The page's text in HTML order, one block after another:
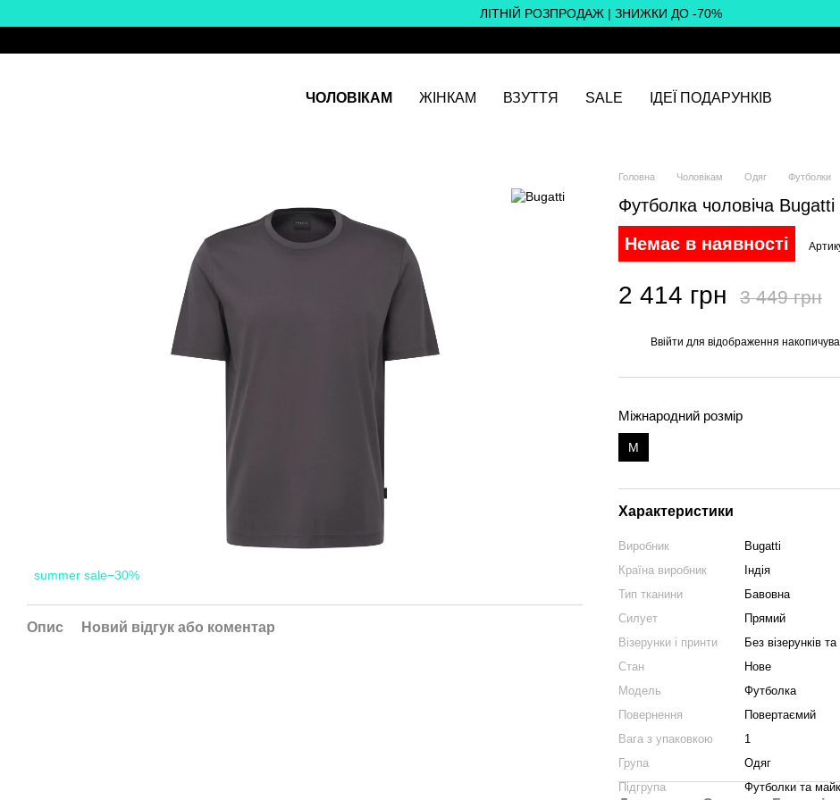
ЛІТНІЙ РОЗПРОДАЖ | ЗНИЖКИ ДО -70%
ЧОЛОВІКАМ ЖІНКАМ ВЗУТТЯ SALE ІДЕЇ ПОДАРУНКІВ
summer sale−30%
Опис Новий відгук або коментар
Головна Чоловікам Одяг Футболки
Футболка чоловіча
Немає в наявності
2 414 грн 3 449 грн
Ввійти для відображення
Міжнародний розмір
M
Характеристики
Виробник
Bugatti
Країна виробник
Індія
Тип тканини
Бавовна
Силует
Прямий
Візерунки і принти
Без візерунків та
Стан
Нове
Модель
Футболка
Повернення
Повертаємий
Вага з упаковкою
1
Група
Одяг
Підгрупа
Футболки та